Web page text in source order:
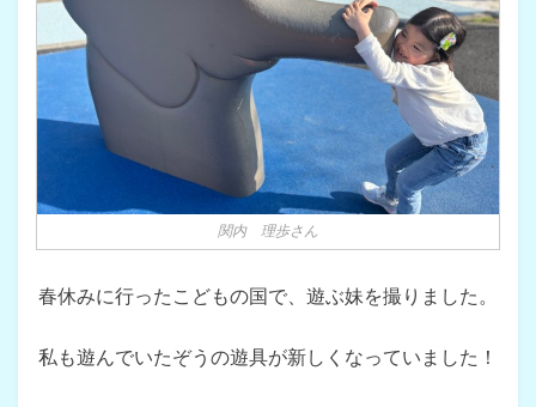
関内 理歩さん
春休みに行ったこどもの国で、遊ぶ妹を撮りました。
私も遊んでいたぞうの遊具が新しくなっていました！